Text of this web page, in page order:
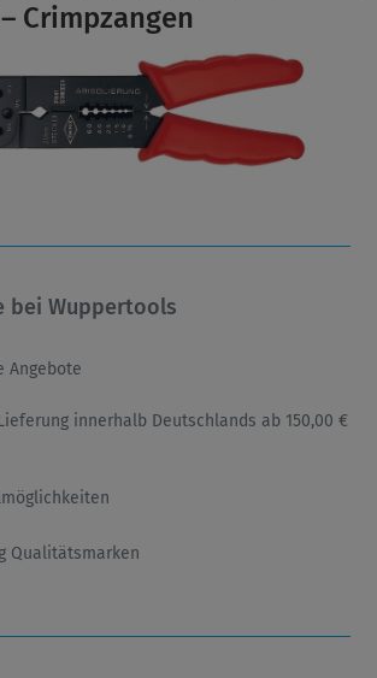
– Crimpzangen
bei Wuppertools
Angebote
innerhalb Deutschlands ab 150,00 €
Qualitätsmarken